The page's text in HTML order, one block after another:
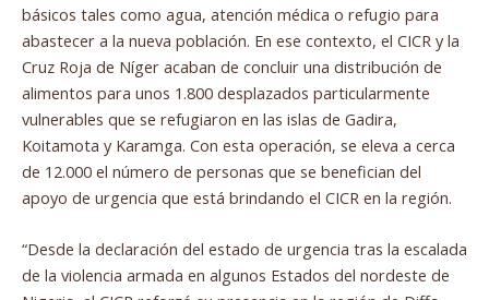
básicos tales como agua, atención médica o refugio para
abastecer a la nueva población. En ese contexto, el CICR y la
Cruz Roja de Níger acaban de concluir una distribución de
alimentos para unos 1.800 desplazados particularmente
vulnerables que se refugiaron en las islas de Gadira,
Koitamota y Karamga. Con esta operación, se eleva a cerca
de 12.000 el número de personas que se benefician del
apoyo de urgencia que está brindando el CICR en la región.
“Desde la declaración del estado de urgencia tras la escalada
de la violencia armada en algunos Estados del nordeste de